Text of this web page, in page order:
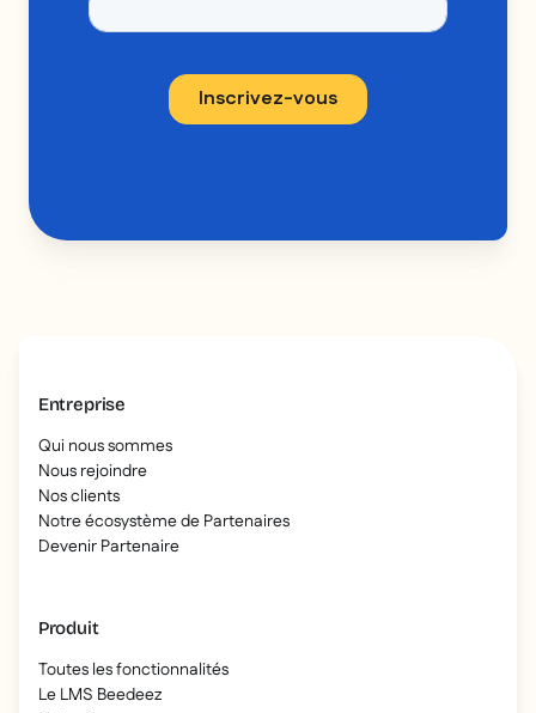
Entreprise
Qui nous sommes
Nous rejoindre
Nos clients
Notre écosystème de Partenaires
Devenir Partenaire
Produit
Toutes les fonctionnalités
Le LMS Beedeez